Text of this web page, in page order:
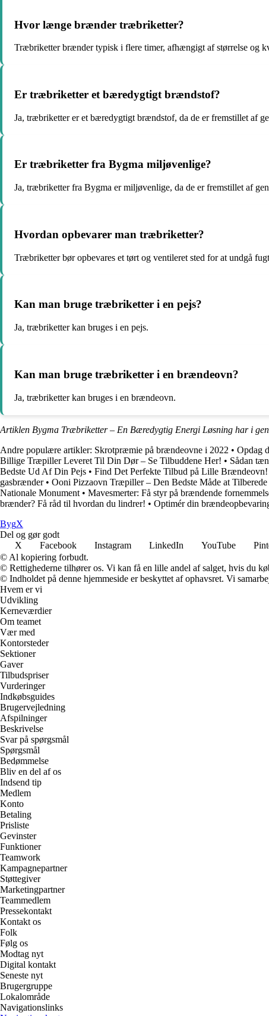
Hvor længe brænder træbriketter?
Træbriketter brænder typisk i flere timer, afhængigt af størrelse og
Er træbriketter et bæredygtigt brændstof?
Ja, træbriketter er et bæredygtigt brændstof, da de er fremstillet af
Er træbriketter fra Bygma miljøvenlige?
Ja, træbriketter fra Bygma er miljøvenlige, da de er fremstillet af
Hvordan opbevarer man træbriketter?
Træbriketter bør opbevares et tørt og ventileret sted for at undgå
Kan man bruge træbriketter i en pejs?
Ja, træbriketter kan bruges i en pejs.
Kan man bruge træbriketter i en brændeovn?
Ja, træbriketter kan bruges i en brændeovn.
Artiklen Bygma Træbriketter – En Bæredygtig Energi Løsning har i
Andre populære artikler: Skrotpræmie på brændeovne i 2022 • Opdag
Billige Træpiller Leveret Til Din Dør – Se Tilbuddene Her! • Sådan
Bedste Ud Af Din Pejs • Find Det Perfekte Tilbud på Lille Brændeovn!
gasbrænder• Ooni Pizzaovn Træpiller – Den Bedste Måde at Tilberede
Nationale Monument • Mavesmerter: Få styr på brændende
brænder? Få råd til hvordan du lindrer! • Optimér din
BygX
Del og gør godt
X
Facebook Instagram LinkedIn YouTube
© Al kopiering forbudt.
© Rettighederne tilhører os. Vi kan få en lille andel af salget, hvis du
© Indholdet på denne hjemmeside er beskyttet af ophavsret. Vi
Hvem er vi
Udvikling
Kerneværdier
Om teamet
Vær med
Kontorsteder
Sektioner
Gaver
Tilbudspriser
Vurderinger
Indkøbsguides
Brugervejledning
Afspilninger
Beskrivelse
Svar på spørgsmål
Spørgsmål
Bedømmelse
Bliv en del af os
Indsend tip
Medlem
Konto
Betaling
Prisliste
Gevinster
Funktioner
Teamwork
Kampagnepartner
Støttegiver
Marketingpartner
Teammedlem
Pressekontakt
Kontakt os
Folk
Følg os
Modtag nyt
Digital kontakt
Seneste nyt
Brugergruppe
Lokalområde
Navigationslinks